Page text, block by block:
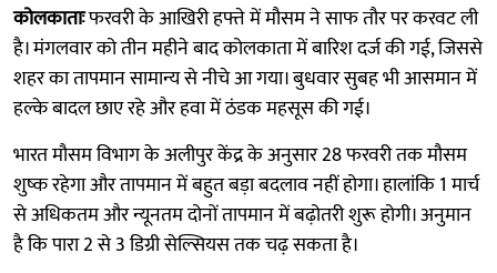
कोलकाताःफरवरी के आखिरी हफ्ते में मौसम ने साफ तौर पर करवट ली
है। मंगलवार को तीन महीने बाद कोलकाता में बारिश दर्ज की गई, जिससे
शहर का तापमान सामान्य से नीचे आ गया। बुधवार सुबह भी आसमान में
हल्के बादल छाए रहे और हवा में ठंडक महसूस की गई।
भारत मौसम विभाग के अलीपुर केंद्र के अनुसार 28 फरवरी तक मौसम
शुष्क रहेगा और तापमान में बहुत बड़ा बदलाव नहीं होगा। हालांकि 1 मार्च
से अधिकतम और न्यूनतम दोनों तापमान में बढ़ोतरी शुरू होगी। अनुमान
है कि पारा 2 से 3 डिग्री सेल्सियस तक चढ़ सकता है।